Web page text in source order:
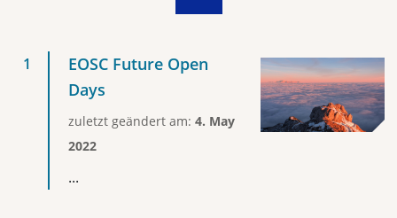
EOSC Future Open
Days
zuletzt geändert am: 4. May
2022
...